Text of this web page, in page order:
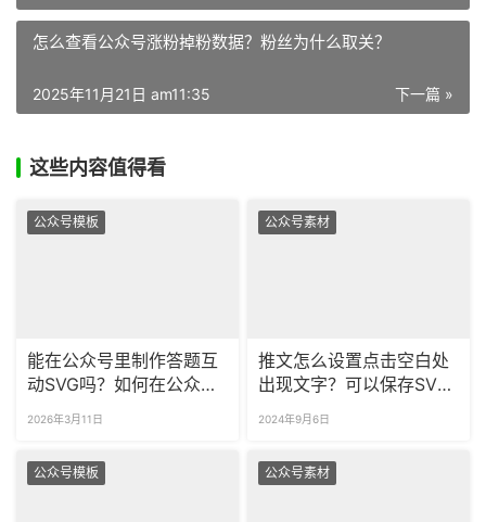
怎么查看公众号涨粉掉粉数据？粉丝为什么取关？
下一篇 »
2025年11月21日 am11:35
这些内容值得看
公众号模板
能在公众号里制作答题互
动SVG吗？如何在公众号
2026年3月11日
公众号素材
推文怎么设置点击空白处
出现文字？可以保存SVG
2024年9月6日
公众号模板 公众号素材